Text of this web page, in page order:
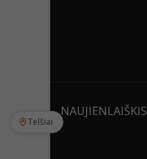
NAUJIENLAIŠKIS
Telšiai